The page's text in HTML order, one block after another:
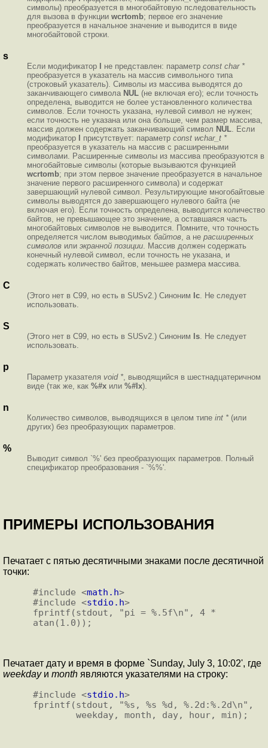
символы) преобразуется в многобайтовую пследовательность
для вызова в функции wcrtomb; первое его значение
преобразуется в начальное значение и выводится в виде
многобайтовой строки.
s
Если модификатор не представлен: параметр const char *
преобразуется в указатель на массив символьного типа
(строковый указатель). Символы из массива выводятся до
заканчивающего символа NUL (не включая его); если точность
определена, выводится не более установленного количества
символов. Если точность указана, нулевой символ не нужен;
если точность не указана или она больше, чем размер массива,
массив должен содержать заканчивающий символ NUL. Если
модификатор
присутствует: параметр const wchar_t *
преобразуется в указатель на массив с расширенными
символами. Расширенные символы из массива преобразуются в
многобайтовые символы (которые вызываются функцией
wcrtomb; при этом первое значение преобразуется в начальное
значение первого расширенного символа) и содержат
завершающий нулевой символ. Результирующие многобайтовые
символы выводятся до завершающего нулевого байта (не
включая его). Если точность определена, выводится количество
байтов, не превышающее это значение, а оставшаяся часть
многобайтовых символов не выводится. Помните, что точность
определяется числом выводимых байтов, а не расширенных
символов или экранной позиции. Массив должен содеpжать
конечный нулевой символ, если точность не указана, и
содеpжать количество байтов, меньшее pазмеpа массива.
C
(Этого нет в C99, но есть в SUSv2.) Синоним lc. Не следует
использовать.
S
(Этого нет в C99, но есть в SUSv2.) Синоним ls. Не следует
использовать.
p
Параметр указателя void *, выводящийся в шестнадцатеричном
виде (так же, как %#x или %#lx).
n
Количество символов, выводящихся в целом типе int *(или
других) без преобразующих параметров.
%
Выводит символ `%' без преобразующих параметров. Полный
спецификатор преобразования - `%%'.
ПРИМЕРЫ ИСПОЛЬЗОВАНИЯ
Печатает с пятью десятичными знаками после десятичной
точки:
#include <math.h>
#include <stdio.h>
fprintf(stdout, "pi = %.5f\n", 4 *
Печатает дату и вpемя в фоpме `Sunday, July 3, 10:02', где
weekdayи month являются указателями на стpоку:
#include <stdio.h>
fprintf(stdout, "%s, %s %d, %.2d:%.2d\n",